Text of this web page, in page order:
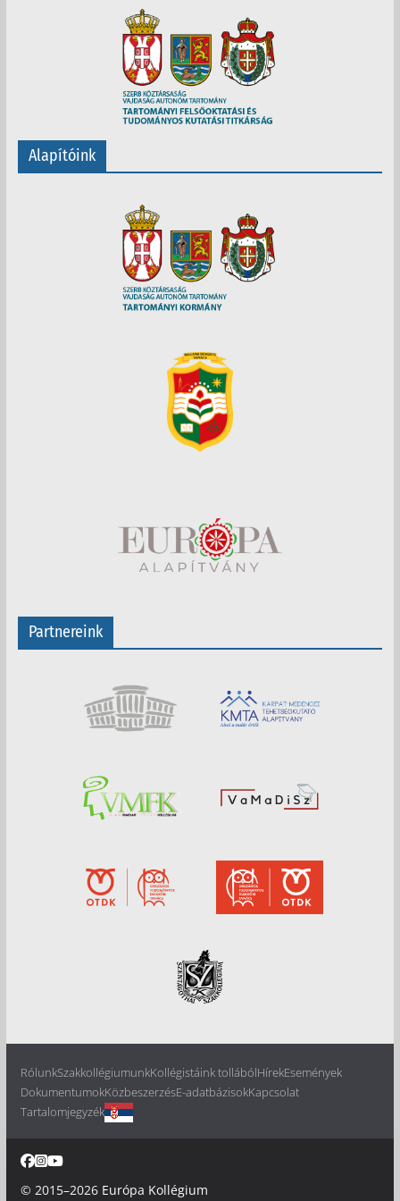
Alapítóink
Partnereink
RólunkSzakkollégiumunkKollégistáink tollábólHírekEsemények
DokumentumokKözbeszerzésE-adatbázisokKapcsolat
Tartalomjegyzék
© 2015–2026 Európa Kollégium